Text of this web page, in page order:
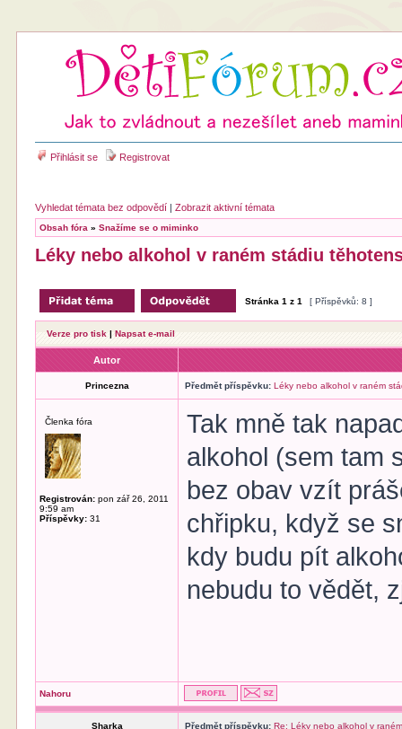
Přihlásit se Registrovat
Vyhledat témata bez odpovědí |Zobrazit aktivní témata
Obsah fóra »Snažíme se o miminko
Léky nebo alkohol v raném stádiu
Stránka1 z1 [ Příspěvků: 8 ]
Verze pro tisk |Napsat e-mail
Autor
Princezna Předmět příspěvku: Léky nebo alkohol v raném
Členka fóra
Registrován: pon zář 26, 2011
9:59 am
Příspěvky: 31
Tak mně tak
alkohol (sem tam
bez obav vzít
chřipku, když se
kdy budu pít
nebudu to vědět,
Nahoru
Sharka Předmět příspěvku: Re: Léky nebo alkohol v